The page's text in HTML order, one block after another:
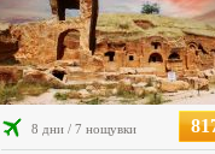
8 дни / 7 нощувки